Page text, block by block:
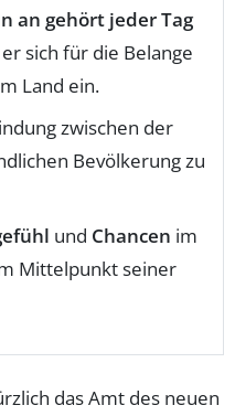
an gehört jeder Tag
er sich für die Belange
Land ein.
zwischen der
Bevölkerung zu
und Chancen im
Mittelpunkt seiner
das Amt des neuen